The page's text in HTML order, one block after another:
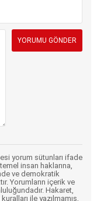
yorum sütunları ifade
insan haklarına,
ve demokratik
Yorumların içerik ve
Hakaret,
ile yazılmamış,